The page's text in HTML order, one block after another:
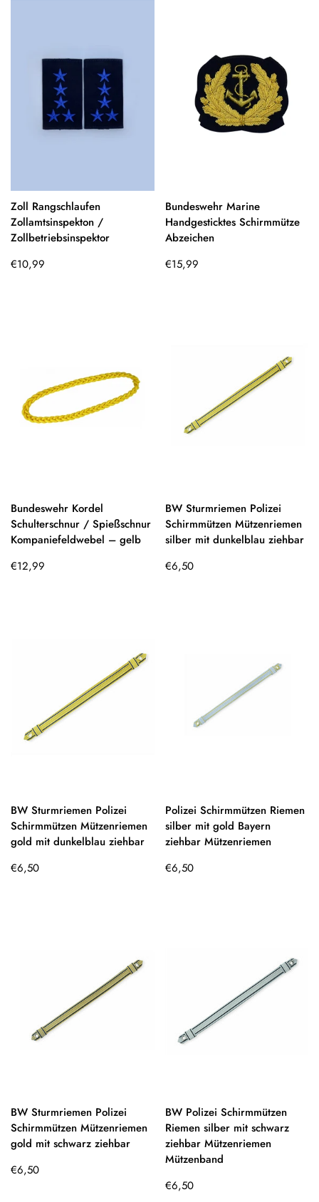
Zoll Rangschlaufen
Zollamtsinspekton /
Zollbetriebsinspektor
Regulärer
€10,99
Bundeswehr Marine
Handgesticktes Schirmmütze
Abzeichen
Regulärer
€15,99
Bundeswehr Kordel
Schulterschnur / Spießschnur
Kompaniefeldwebel – gelb
Regulärer
€12,99
BW Sturmriemen Polizei
Schirmmützen Mützenriemen
silber mit dunkelblau ziehbar
Regulärer
€6,50
BW Sturmriemen Polizei
Schirmmützen Mützenriemen
gold mit dunkelblau ziehbar
Regulärer
€6,50
Polizei Schirmmützen Riemen
silber mit gold Bayern
ziehbar Mützenriemen
Regulärer
€6,50
BW Sturmriemen Polizei
Schirmmützen Mützenriemen
gold mit schwarz ziehbar
Regulärer
€6,50
BW Polizei Schirmmützen
Riemen silber mit schwarz
ziehbar Mützenriemen
Mützenband
Regulärer
€6,50